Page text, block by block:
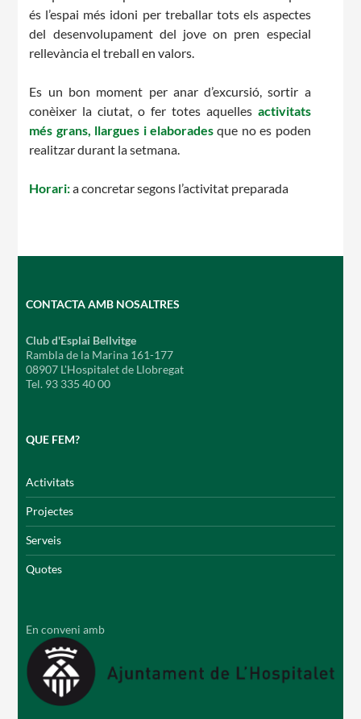
és l’espai més idoni per treballar tots els aspectes
del desenvolupament del jove on pren especial
rellevància el treball en valors.
Es un bon moment per anar d’excursió, sortir a
conèixer la ciutat, o fer totes aquelles activitats
més grans, llargues i elaborades que no es poden
realitzar durant la setmana.
Horari:a concretar segons l’activitat preparada
CONTACTA AMB NOSALTRES
Club d'Esplai Bellvitge
Rambla de la Marina 161-177
08907 L'Hospitalet de Llobregat
Tel. 93 335 40 00
QUE FEM?
Activitats
Projectes
Serveis
Quotes
En conveni amb